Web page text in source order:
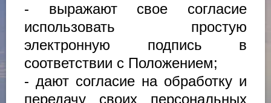
- выражают свое согласие
использовать простую
электронную подпись в
соответствии с Положением;
- дают согласие на обработку и
передачу своих персональных